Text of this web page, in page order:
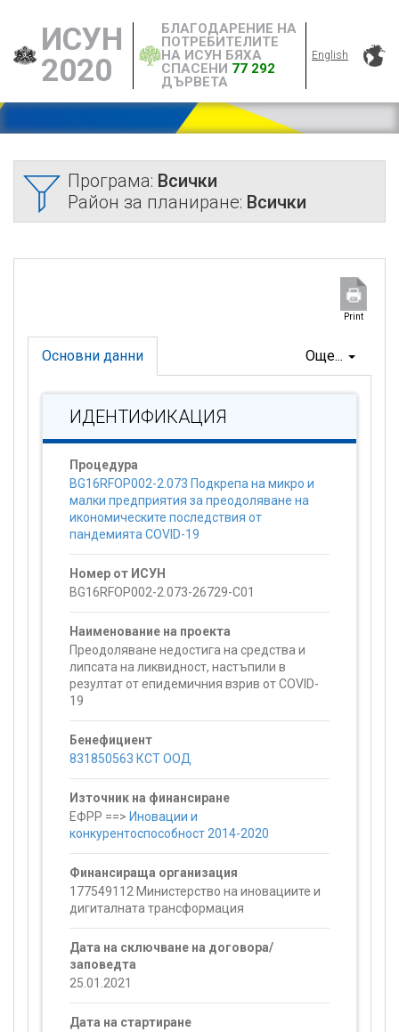
ИСУН
2020
БЛАГОДАРЕНИЕ НА
ПОТРЕБИТЕЛИТЕ
НА ИСУН БЯХА
СПАСЕНИ 77 292
ДЪРВЕТА
English
Програма: Всички
Район за планиране: Всички
Print
Още...
Основни данни
ИДЕНТИФИКАЦИЯ
Процедура
BG16RFOP002-2.073 Подкрепа на микро и
малки предприятия за преодоляване на
икономическите последствия от
пандемията COVID-19
Номер от ИСУН
BG16RFOP002-2.073-26729-C01
Наименование на проекта
Преодоляване недостига на средства и
липсата на ликвидност, настъпили в
резултат от епидемичния взрив от COVID-
19
Бенефициент
831850563 КСТ ООД
Източник на финансиране
ЕФРР ==> Иновации и
конкурентоспособност 2014-2020
Финансираща организация
177549112 Министерство на иновациите и
дигиталната трансформация
Дата на сключване на договора/
заповедта
25.01.2021
Дата на стартиране